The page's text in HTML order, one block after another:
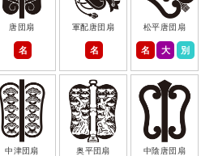
唐団扇
名
軍配唐団扇
名
松平唐団扇
名 大 別
中津団扇 奥平団扇 中陰唐団扇